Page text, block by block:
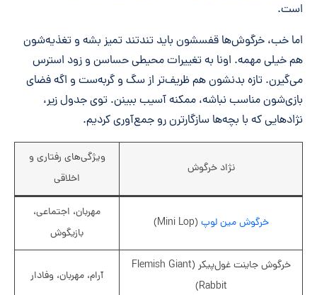
است.
اما خب، خرگوش‌ها قفسشون باید تندتند تمیز بشه و تغذیه‌شون
هم خیلی مهمه. اونا به تغییرات محیطی حساسن و زود استرس
می‌گیرن. تازه بدنشون هم ظریف‌تر از سگ و گربه‌ست و اگه فضای
بازی‌شون مناسب نباشه، ممکنه آسیب ببینن. توی جدول زیر،
نژادهایی که با بچه‌ها سازگارترن رو جمع‌آوری کردیم.
نژاد خرگوش
ویژگی‌های رفتاری و
اخلاقی
خرگوش مین لوپ (Mini Lop)
مهربان، اجتماعی،
بازیگوش
خرگوش جاینت غول‌پیکر (Flemish Giant
Rabbit)
آرام، مهربان، وفادار